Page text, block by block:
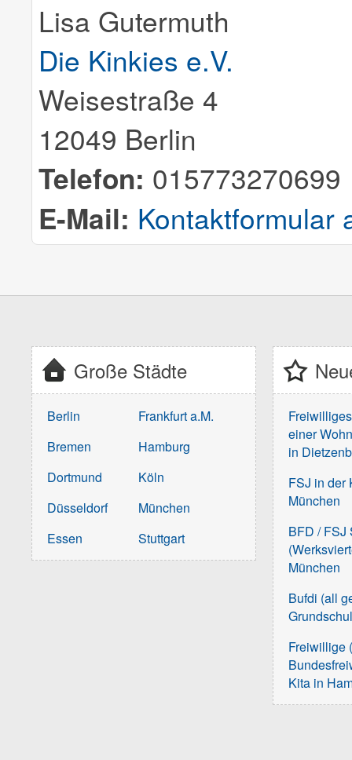
Lisa Gutermuth
Die Kinkies e.V.
Weisestraße 4
12049 Berlin
Telefon: 015773270699
E-Mail: Kontaktformular
Große Städte
Berlin
Bremen
Dortmund
Düsseldorf
Essen
Frankfurt a.M.
Hamburg
Köln
München
Stuttgart
einer
in
FSJ in der
München
BFD / FSJ
München
Bufdi (all
Freiwillige
Kita in